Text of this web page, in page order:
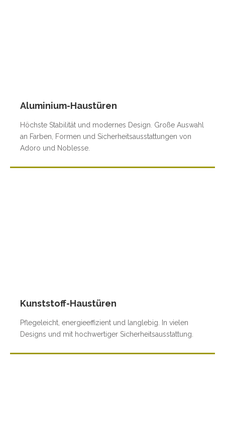
Aluminium-Haustüren
Höchste Stabilität und modernes Design. Große Auswahl
an Farben, Formen und Sicherheitsausstattungen von
Adoro und Noblesse.
Kunststoff-Haustüren
Pflegeleicht, energieeffizient und langlebig. In vielen
Designs und mit hochwertiger Sicherheitsausstattung.